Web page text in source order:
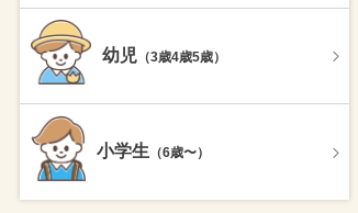
幼児 （3歳4歳5歳）
小学生 （6歳〜）